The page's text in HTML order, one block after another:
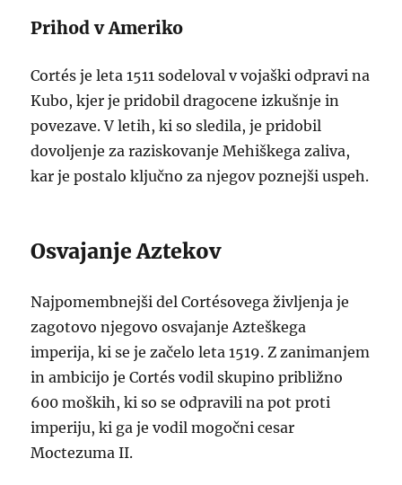
Prihod v Ameriko
Cortés je leta 1511 sodeloval v vojaški odpravi na
Kubo, kjer je pridobil dragocene izkušnje in
povezave. V letih, ki so sledila, je pridobil
dovoljenje za raziskovanje Mehiškega zaliva,
kar je postalo ključno za njegov poznejši uspeh.
Osvajanje Aztekov
Najpomembnejši del Cortésovega življenja je
zagotovo njegovo osvajanje Azteškega
imperija, ki se je začelo leta 1519. Z zanimanjem
in ambicijo je Cortés vodil skupino približno
600 moških, ki so se odpravili na pot proti
imperiju, ki ga je vodil mogočni cesar
Moctezuma II.